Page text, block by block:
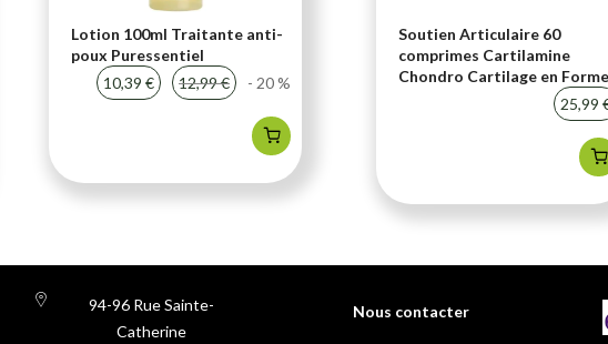
Lotion 100ml Traitante anti-
poux Puressentiel
10,39 €
12,99 € - 20 %
Soutien Articulaire 60
comprimes Cartilamine
Chondro Cartilage en Forme
25,99
94-96 Rue Sainte-
Catherine
Nous contacter